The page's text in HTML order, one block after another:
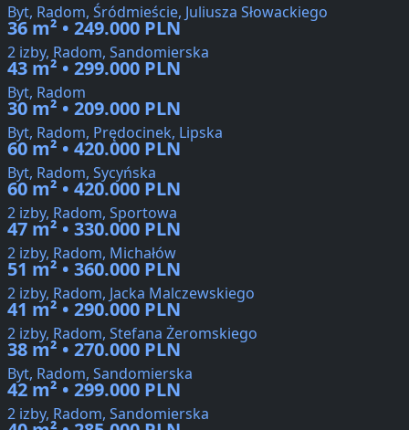
Byt, Radom, Śródmieście, Juliusza Słowackiego
36 m² • 249.000 PLN
2 izby, Radom, Sandomierska
43 m² • 299.000 PLN
Byt, Radom
30 m² • 209.000 PLN
Byt, Radom, Prędocinek, Lipska
60 m² • 420.000 PLN
Byt, Radom, Sycyńska
60 m² • 420.000 PLN
2 izby, Radom, Sportowa
47 m² • 330.000 PLN
2 izby, Radom, Michałów
51 m² • 360.000 PLN
2 izby, Radom, Jacka Malczewskiego
41 m² • 290.000 PLN
2 izby, Radom, Stefana Żeromskiego
38 m² • 270.000 PLN
Byt, Radom, Sandomierska
42 m² • 299.000 PLN
2 izby, Radom, Sandomierska